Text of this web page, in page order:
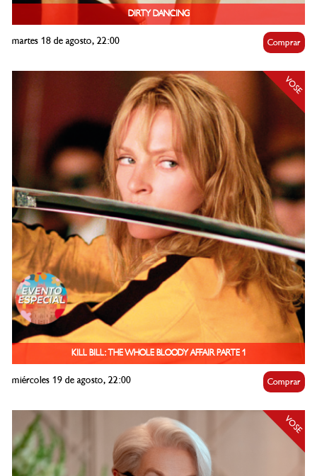
DIRTY DANCING
martes 18 de agosto, 22:00 Comprar
KILL BILL: THE WHOLE BLOODY AFFAIR PARTE 1
VOSE
miércoles 19 de agosto, 22:00 Comprar
VOSE